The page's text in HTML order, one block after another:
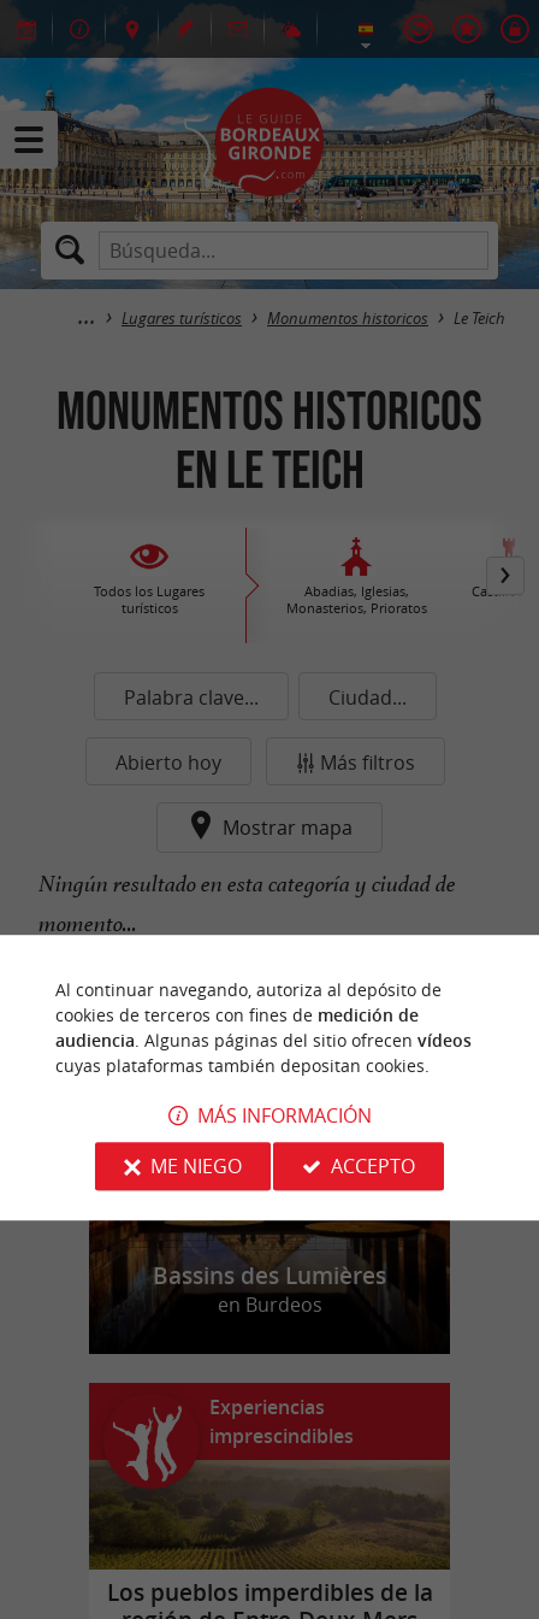
Lugares turísticos Monumentos historicos Le Teich
Monumentos historicos
en Le Teich
Todos los Lugares
turísticos
Abadias, Iglesias,
Monasterios, Prioratos
Castillos /
Palabra clave... Ciudad...
Abierto hoy Más filtros
Mostrar mapa
Ningún resultado en esta categoría y ciudad de
momento...
n
u
e
s
t
r
o
f
a
v
o
r
i
t
o
Bassins des Lumières
en Burdeos
Experiencias
imprescindibles
Los pueblos imperdibles de la
Al continuar navegando, autoriza al depósito de
cookies de terceros con fines de medición de
audiencia . Algunas páginas del sitio ofrecen vídeos
cuyas plataformas también depositan cookies.
MÁS INFORMACIÓN
ME NIEGO
ACCEPTO